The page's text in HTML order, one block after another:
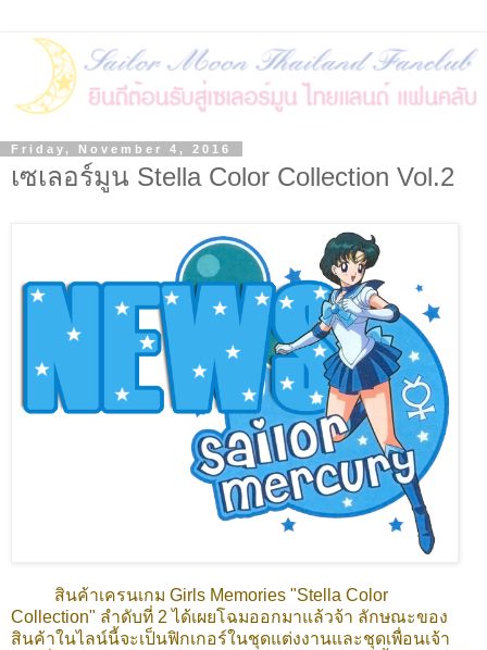
Friday, November 4, 2016
เซเลอร์มูน Stella Color Collection Vol.2
สินค้าเครนเกม Girls Memories "Stella Color
Collection" ลำดับที่ 2 ได้เผยโฉมออกมาแล้วจ้า ลักษณะของ
สินค้าในไลน์นี้จะเป็นฟิกเกอร์ในชุดแต่งงานและชุดเพื่อนเจ้า